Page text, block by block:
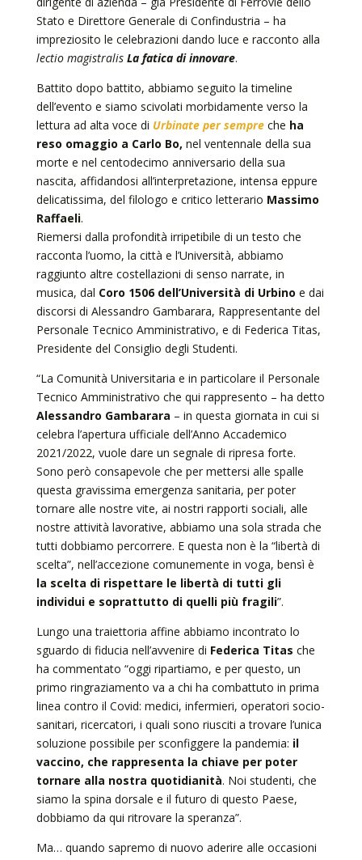
Stato e Direttore Generale di Confindustria – ha
impreziosito le celebrazioni dando luce e racconto alla
lectio magistralis La fatica di innovare.
Battito dopo battito, abbiamo seguito la timeline
dell’evento e siamo scivolati morbidamente verso la
lettura ad alta voce di Urbinate per sempre che ha
reso omaggio a Carlo Bo, nel ventennale della sua
morte e nel centodecimo anniversario della sua
nascita, affidandosi all’interpretazione, intensa eppure
delicatissima, del filologo e critico letterario Massimo
Raffaeli.
Riemersi dalla profondità irripetibile di un testo che
racconta l’uomo, la città e l’Università, abbiamo
raggiunto altre costellazioni di senso narrate, in
musica, dal Coro 1506 dell’Università di Urbino e dai
discorsi di Alessandro Gambarara, Rappresentante del
Personale Tecnico Amministrativo, e di Federica Titas,
Presidente del Consiglio degli Studenti.
“La Comunità Universitaria e in particolare il Personale
Tecnico Amministrativo che qui rappresento – ha detto
Alessandro Gambarara – in questa giornata in cui si
celebra l’apertura ufficiale dell’Anno Accademico
2021/2022, vuole dare un segnale di ripresa forte.
Sono però consapevole che per mettersi alle spalle
questa gravissima emergenza sanitaria, per poter
tornare alle nostre vite, ai nostri rapporti sociali, alle
nostre attività lavorative, abbiamo una sola strada che
tutti dobbiamo percorrere. E questa non è la “libertà di
scelta”, nell’accezione comunemente in voga, bensì è
la scelta di rispettare le libertà di tutti gli
individui e soprattutto di quelli più fragili”.
Lungo una traiettoria affine abbiamo incontrato lo
sguardo di fiducia nell’avvenire di Federica Titas che
ha commentato “oggi ripartiamo, e per questo, un
primo ringraziamento va a chi ha combattuto in prima
linea contro il Covid: medici, infermieri, operatori socio-
sanitari, ricercatori, i quali sono riusciti a trovare l’unica
soluzione possibile per sconfiggere la pandemia: il
vaccino, che rappresenta la chiave per poter
tornare alla nostra quotidianità. Noi studenti, che
siamo la spina dorsale e il futuro di questo Paese,
dobbiamo da qui ritrovare la speranza”.
Ma… quando sapremo di nuovo aderire alle occasioni